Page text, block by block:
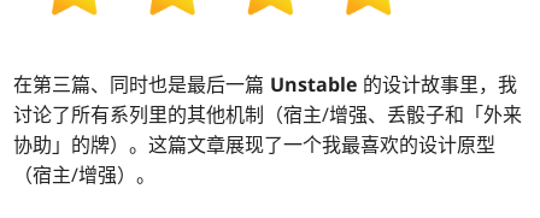
在第三篇、同时也是最后一篇 Unstable 的设计故事里，我
讨论了所有系列里的其他机制（宿主/增强、丢骰子和「外来
协助」的牌）。这篇文章展现了一个我最喜欢的设计原型
（宿主/增强）。